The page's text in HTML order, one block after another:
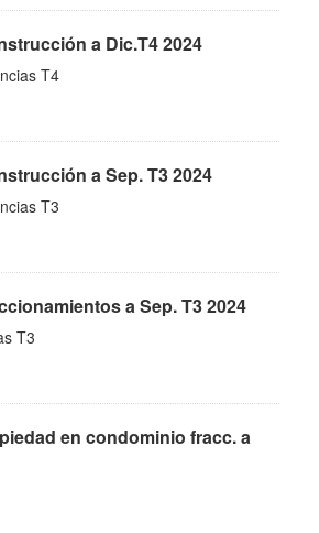
a Dic.T4 2024
T4
a Sep. T3 2024
T3
a Sep. T3 2024
T3
en condominio fracc. a